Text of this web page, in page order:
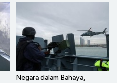
Negara dalam Bahaya,